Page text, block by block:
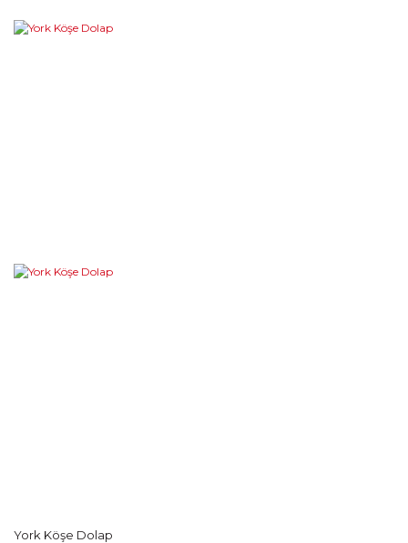
York Köşe Dolap